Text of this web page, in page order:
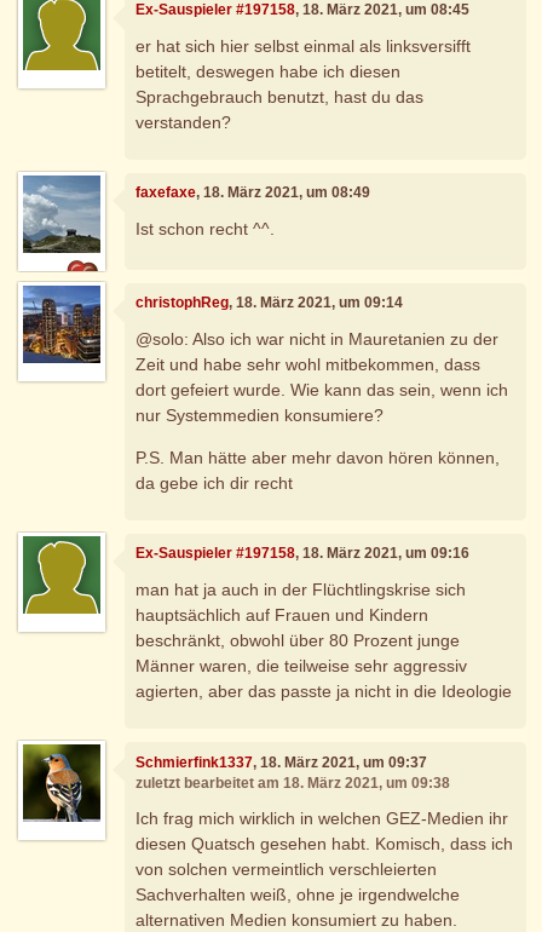
Ex-Sauspieler #197158, 18. März 2021, um 08:45
er hat sich hier selbst einmal als linksversifft
betitelt, deswegen habe ich diesen
Sprachgebrauch benutzt, hast du das
verstanden?
faxefaxe, 18. März 2021, um 08:49
Ist schon recht ^^.
christophReg, 18. März 2021, um 09:14
@solo: Also ich war nicht in Mauretanien zu der
Zeit und habe sehr wohl mitbekommen, dass
dort gefeiert wurde. Wie kann das sein, wenn ich
nur Systemmedien konsumiere?
P.S. Man hätte aber mehr davon hören können,
da gebe ich dir recht
Ex-Sauspieler #197158, 18. März 2021, um 09:16
man hat ja auch in der Flüchtlingskrise sich
hauptsächlich auf Frauen und Kindern
beschränkt, obwohl über 80 Prozent junge
Männer waren, die teilweise sehr aggressiv
agierten, aber das passte ja nicht in die Ideologie
Schmierfink1337, 18. März 2021, um 09:37
zuletzt bearbeitet am 18. März 2021, um 09:38
Ich frag mich wirklich in welchen GEZ-Medien ihr
diesen Quatsch gesehen habt. Komisch, dass ich
von solchen vermeintlich verschleierten
Sachverhalten weiß, ohne je irgendwelche
alternativen Medien konsumiert zu haben.